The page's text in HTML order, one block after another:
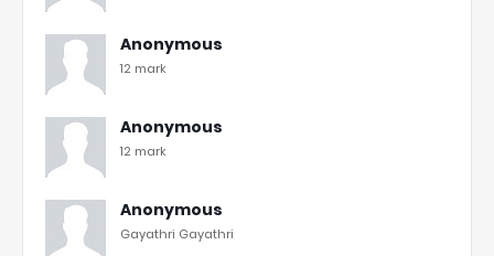
Anonymous
12 mark
Anonymous
12 mark
Anonymous
Gayathri Gayathri